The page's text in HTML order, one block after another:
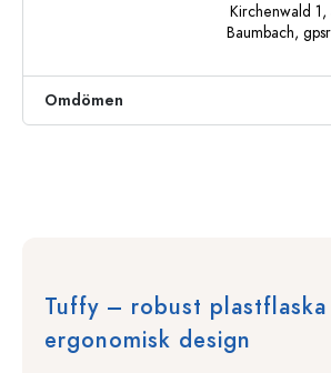
Kirchenwald
Baumbach,
Omdömen
Tuffy – robust plastflaska
ergonomisk design